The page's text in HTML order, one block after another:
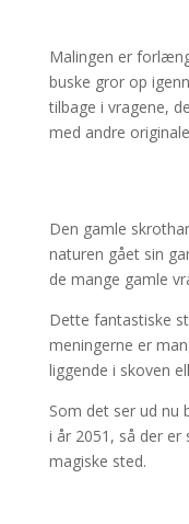
Malingen er
buske gror op
tilbage i vragene,
med andre
Den gamle
naturen gået sin
de mange gamle
Dette fantastiske
meningerne er
liggende i skoven
Som det ser ud nu
i år 2051, så der
magiske sted.